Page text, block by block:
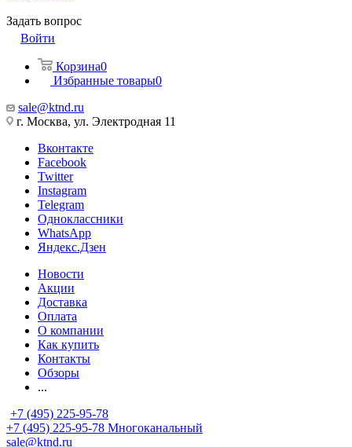
Задать вопрос
Войти
Корзина0
Избранные товары0
sale@ktnd.ru
г. Москва, ул. Электродная 11
Вконтакте
Facebook
Twitter
Instagram
Telegram
Одноклассники
WhatsApp
Яндекс.Дзен
Новости
Акции
Доставка
Оплата
О компании
Как купить
Контакты
Обзоры
...
+7 (495) 225-95-78
+7 (495) 225-95-78 Многоканальный
sale@ktnd.ru